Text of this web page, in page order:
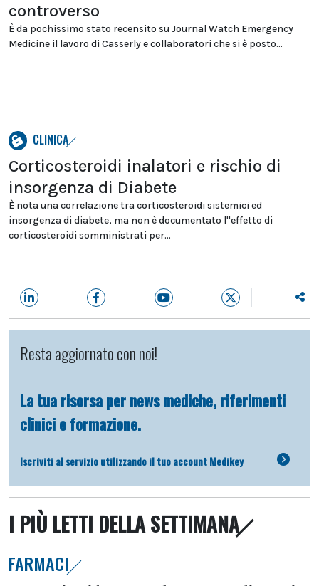
controverso
È da pochissimo stato recensito su Journal Watch Emergency
Medicine il lavoro di Casserly e collaboratori che si è posto...
CLINICA
Corticosteroidi inalatori e rischio di
insorgenza di Diabete
È nota una correlazione tra corticosteroidi sistemici ed
insorgenza di diabete, ma non è documentato l''effetto di
corticosteroidi somministrati per...
Resta aggiornato con noi!
La tua risorsa per news mediche, riferimenti
clinici e formazione.
Iscriviti al servizio utilizzando il tuo account Medikey
I PIÙ LETTI DELLA SETTIMANA
FARMACI